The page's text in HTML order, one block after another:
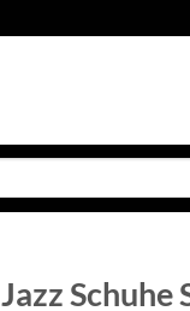
Jazz Schuhe